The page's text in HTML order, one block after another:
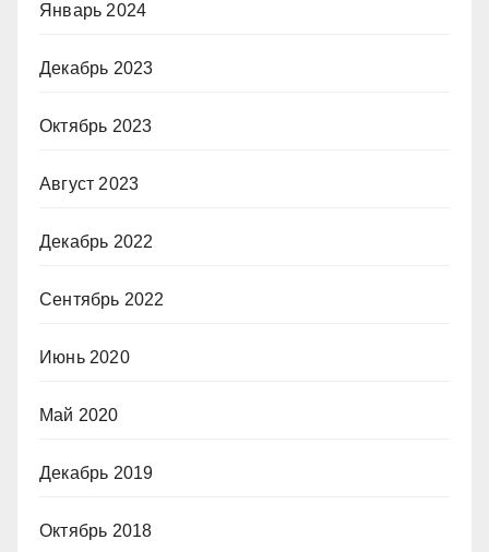
Январь 2024
Декабрь 2023
Октябрь 2023
Август 2023
Декабрь 2022
Сентябрь 2022
Июнь 2020
Май 2020
Декабрь 2019
Октябрь 2018